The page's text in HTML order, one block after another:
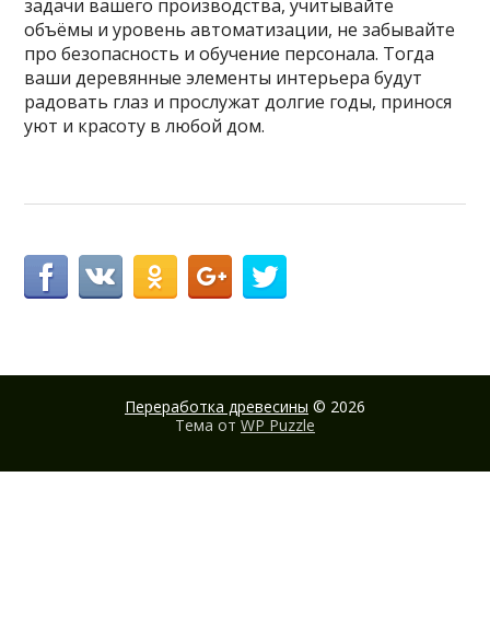
задачи вашего производства, учитывайте
объёмы и уровень автоматизации, не забывайте
про безопасность и обучение персонала. Тогда
ваши деревянные элементы интерьера будут
радовать глаз и прослужат долгие годы, принося
уют и красоту в любой дом.
Переработка древесины © 2026
Тема от WP Puzzle